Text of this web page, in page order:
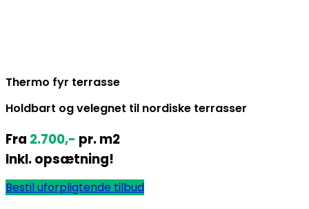
Thermo fyr terrasse
Holdbart og velegnet til nordiske terrasser
Fra 2.700,- pr. m2
Inkl. opsætning!
Bestil uforpligtende tilbud